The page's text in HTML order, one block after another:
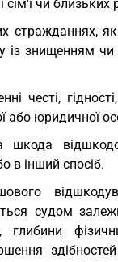
сім'ї чи близьких
стражданнях,
із знищенням
честі,
або юридичної
шкода
в інший спосіб.
судом
глибини